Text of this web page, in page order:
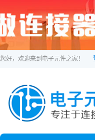
您好，欢迎来到电子元件之家！